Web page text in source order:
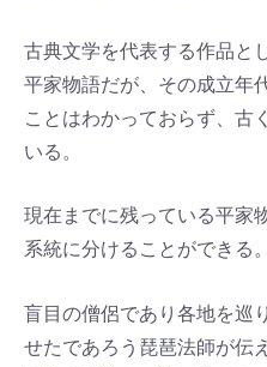
古典文学を代表する作品と
平家物語だが、その成立年
ことはわかっておらず、古
いる。
現在までに残っている平家
系統に分けることができる。
盲目の僧侶であり各地を巡
せたであろう琵琶法師が伝